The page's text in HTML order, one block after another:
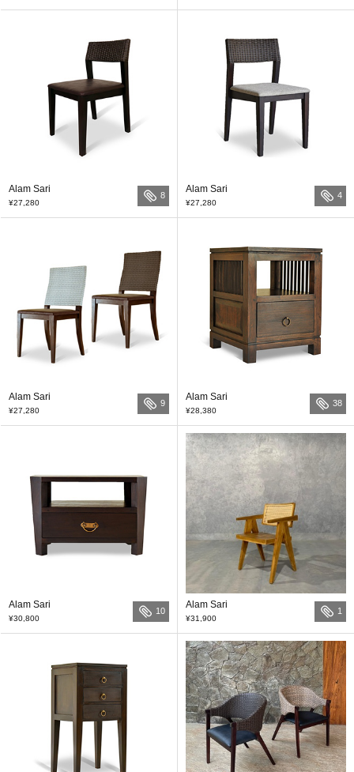
Alam Sari
¥27,280
8
Alam Sari
¥27,280
4
Alam Sari
¥27,280
9
Alam Sari
¥28,380
38
Alam Sari
¥30,800
10
Alam Sari
¥31,900
1